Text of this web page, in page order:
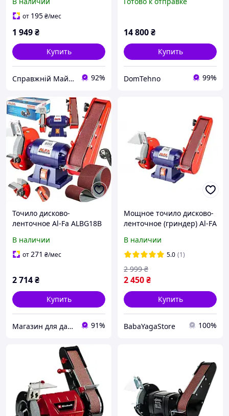
шлифовальная машина
Хускварна лента 50 х 686
от 195₴/мес
1 949₴
Купить
Справжній Майстер 92%
8-70
14 800₴
Купить
DomTehno 99%
Точило дисково-
ленточное Al-Fa ALBG18B
В наличии
от271 ₴/мес
2 714₴
Купить
Магазин для дачи и сада - ALFA LEX EUROCRAFT KRAFT DELE VERKE SILVER 91%
Мощное точило дисково-
ленточное (гриндер) Al-FA
BYS26
В наличии
5.0 (1)
2 450₴
2 999 ₴
Купить
BabaYagaStore 100%